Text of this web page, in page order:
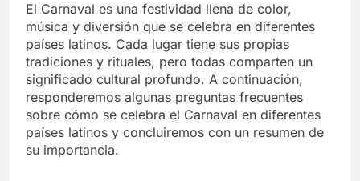
El Carnaval es una festividad llena de color,
música y diversión que se celebra en diferentes
países latinos. Cada lugar tiene sus propias
tradiciones y rituales, pero todas comparten un
significado cultural profundo. A continuación,
responderemos algunas preguntas frecuentes
sobre cómo se celebra el Carnaval en diferentes
países latinos y concluiremos con un resumen de
su importancia.